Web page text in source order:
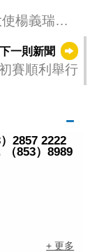
楊義瑞會
下一則新聞
賽順利舉行
2857 2222
（853）8989
+ 更多